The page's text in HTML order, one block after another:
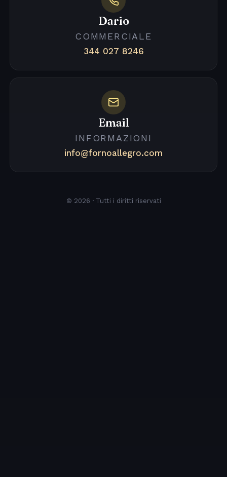
Dario
COMMERCIALE
344 027 8246
Email
INFORMAZIONI
info@fornoallegro.com
© 2026 · Tutti i diritti riservati